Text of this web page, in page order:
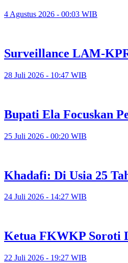
4 Agustus 2026 - 00:03 WIB
Surveillance LAM-
28 Juli 2026 - 10:47 WIB
Bupati Ela Focuskan
25 Juli 2026 - 00:20 WIB
Khadafi: Di Usia 25
24 Juli 2026 - 14:27 WIB
Ketua FKWKP Soroti
22 Juli 2026 - 19:27 WIB